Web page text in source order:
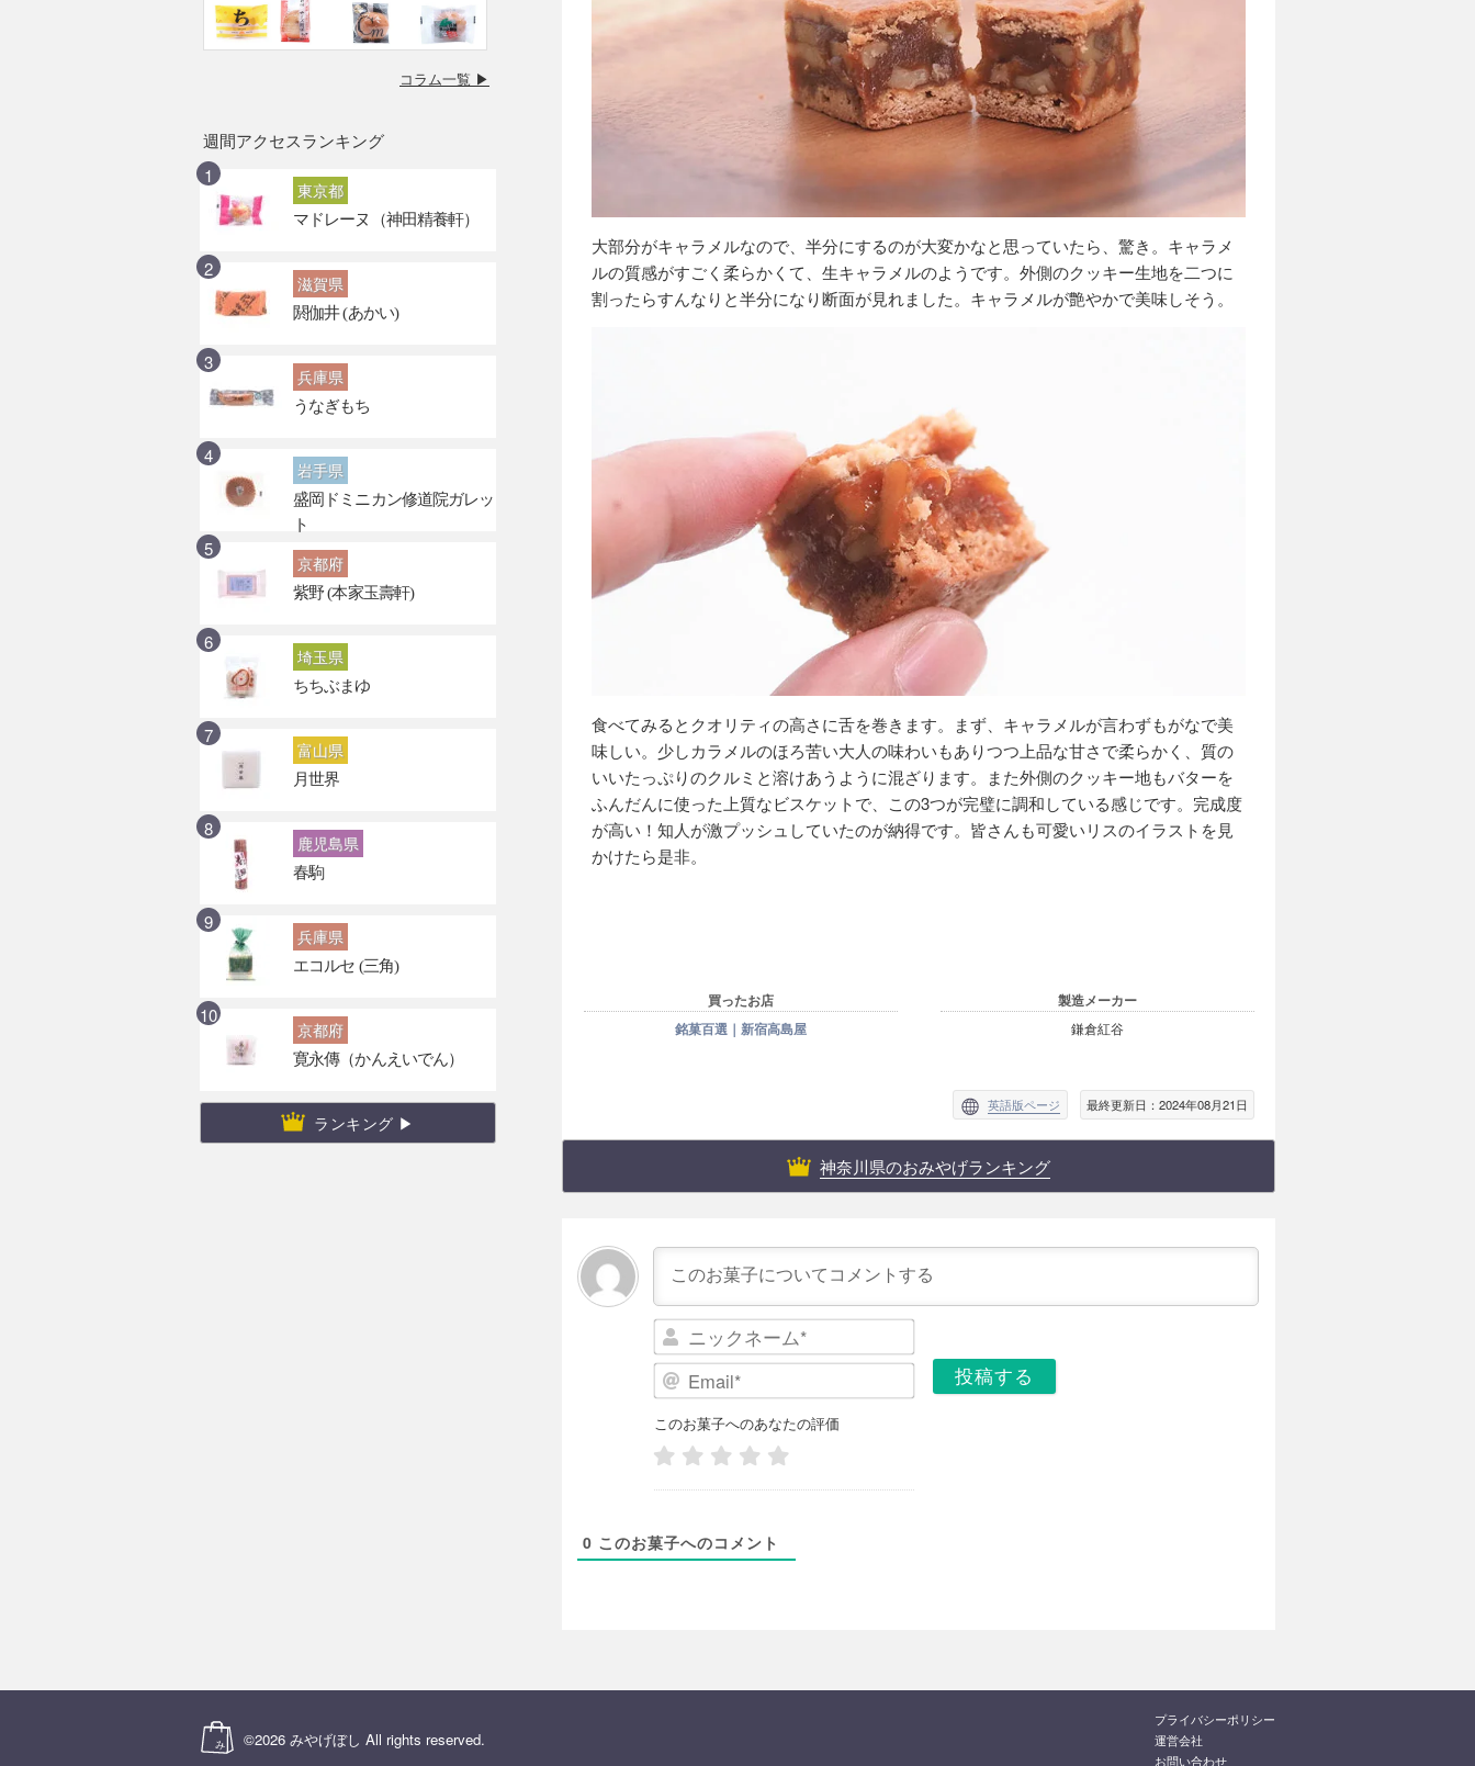
コラム一覧 ▶
週間アクセスランキング
東京都
マドレーヌ（神田精養軒）
滋賀県
閼伽井 (あかい)
兵庫県
うなぎもち
岩手県
盛岡ドミニカン修道院ガレッ
ト
京都府
紫野 (本家玉壽軒)
埼玉県
ちちぶまゆ
富山県
月世界
鹿児島県
春駒
兵庫県
エコルセ (三角)
京都府
寛永傳（かんえいでん）
ランキング ▶
大部分がキャラメルなので、半分にするのが大変かなと思っていたら、驚き。キャラメ
ルの質感がすごく柔らかくて、生キャラメルのようです。外側のクッキー生地を二つに
割ったらすんなりと半分になり断面が見れました。キャラメルが艶やかで美味しそう。
食べてみるとクオリティの高さに舌を巻きます。まず、キャラメルが言わずもがなで美
味しい。少しカラメルのほろ苦い大人の味わいもありつつ上品な甘さで柔らかく、質の
いいたっぷりのクルミと溶けあうように混ざります。また外側のクッキー地もバターを
ふんだんに使った上質なビスケットで、この3つが完璧に調和している感じです。完成度
が高い！知人が激プッシュしていたのが納得です。皆さんも可愛いリスのイラストを見
かけたら是非。
買ったお店
銘菓百選｜新宿高島屋
製造メーカー
鎌倉紅谷
英語版ページ 最終更新日：2024年08月21日
神奈川県のおみやげランキング
ッ
ネ
m
*
このお菓子へのあなたの評価
0 このお菓子へのコメント
©2026 みやげぼし All rights reserved.
プライバシーポリシー
運営会社
お問い合わせ